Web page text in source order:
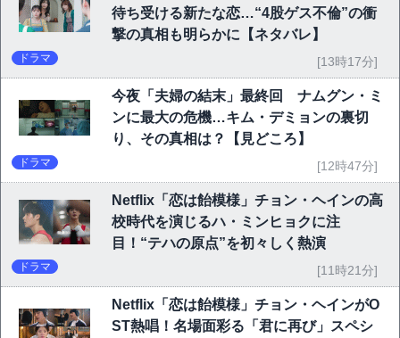
待ち受ける新たな恋…“4股ゲス不倫”の衝
撃の真相も明らかに【ネタバレ】
ドラマ [13時17分]
今夜「夫婦の結末」最終回 ナムグン・ミ
ンに最大の危機…キム・デミョンの裏切
り、その真相は？【見どころ】
ドラマ [12時47分]
Netflix「恋は飴模様」チョン・ヘインの高
校時代を演じるハ・ミンヒョクに注
目！“テハの原点”を初々しく熱演
ドラマ [11時21分]
Netflix「恋は飴模様」チョン・ヘインがO
ST熱唱！名場面彩る「君に再び」スペシ